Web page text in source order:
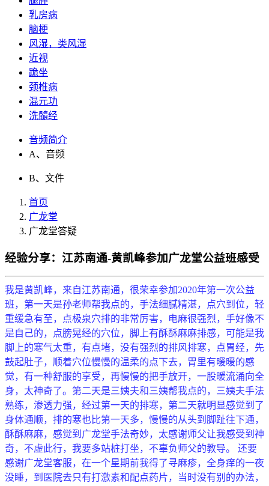
乳房病
脑梗
风湿，类风湿
近视
跪坐
颈椎病
混元功
洗髓经
音频简介
A、音频
B、文件
首页
广龙堂
广龙堂答疑
经验分享：江苏南通-黄凯峰参加广龙堂公益班感受
我是黄凯峰，来自江苏南通，很荣幸参加2020年第一次公益
班，第一天是孙老师帮我点的，手法细腻精湛，点穴到位，轻
重缓急有至，点极泉穴排的非常厉害，电麻很强烈，手好像不
是自己的，点膀晃经的穴位，脚上有酥酥麻麻排感，可能是我
脚上的寒气太重，有点堵，没有强烈的排风排寒，点胃经，先
鼓起肚子，顺着穴位慢慢的温柔的点下去，胃里有暖暖的感
觉，有一种舒服的享受，再慢慢的把手放开，一股暖流涌向全
身，太神奇了。第二天是三姨夫和三姨帮我点的，三姨夫手法
熟练，渗透力强，经过第一天的排寒，第二天就明显感觉到了
身体通顺，排的寒也比第一天多，慢慢的从头到脚趾往下通，
酥酥麻麻，感觉到广龙堂手法奇妙，太感谢师父让我感受到神
奇，不虚此行，我要多站桩打坐，不辜负师父的教导。 还要
感谢广龙堂客服，在一个星期前我得了寻麻疹，全身痒的一夜
没睡，到医院去只有打激素和配点药片，当时没有别的办法，